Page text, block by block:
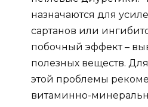
назначаются для
сартанов или
побочный эффект –
полезных веществ.
этой проблемы
витаминно-